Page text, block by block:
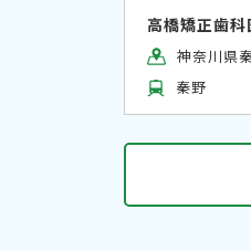
高橋矯正歯科
神奈川県
秦野